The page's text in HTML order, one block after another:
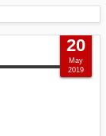
20
May
2019